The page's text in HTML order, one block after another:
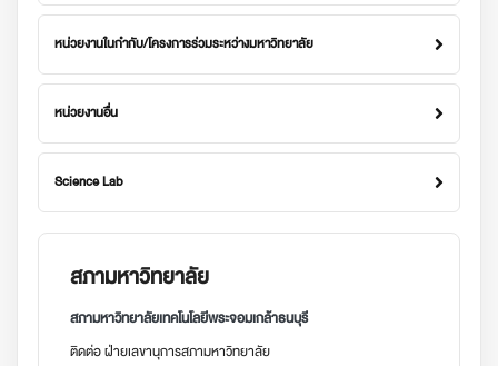
หน่วยงานในกำกับ/โครงการร่วมระหว่างมหาวิทยาลัย
หน่วยงานอื่น
Science Lab
สภามหาวิทยาลัย
สภามหาวิทยาลัยเทคโนโลยีพระจอมเกล้าธนบุรี
ติดต่อ ฝ่ายเลขานุการสภามหาวิทยาลัย